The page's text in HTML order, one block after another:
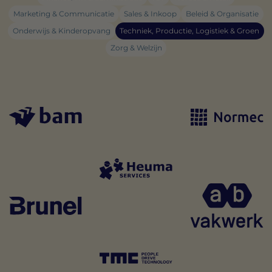
Marketing & Communicatie
Sales & Inkoop
Beleid & Organisatie
Onderwijs & Kinderopvang
Techniek, Productie, Logistiek & Groen
Zorg & Welzijn